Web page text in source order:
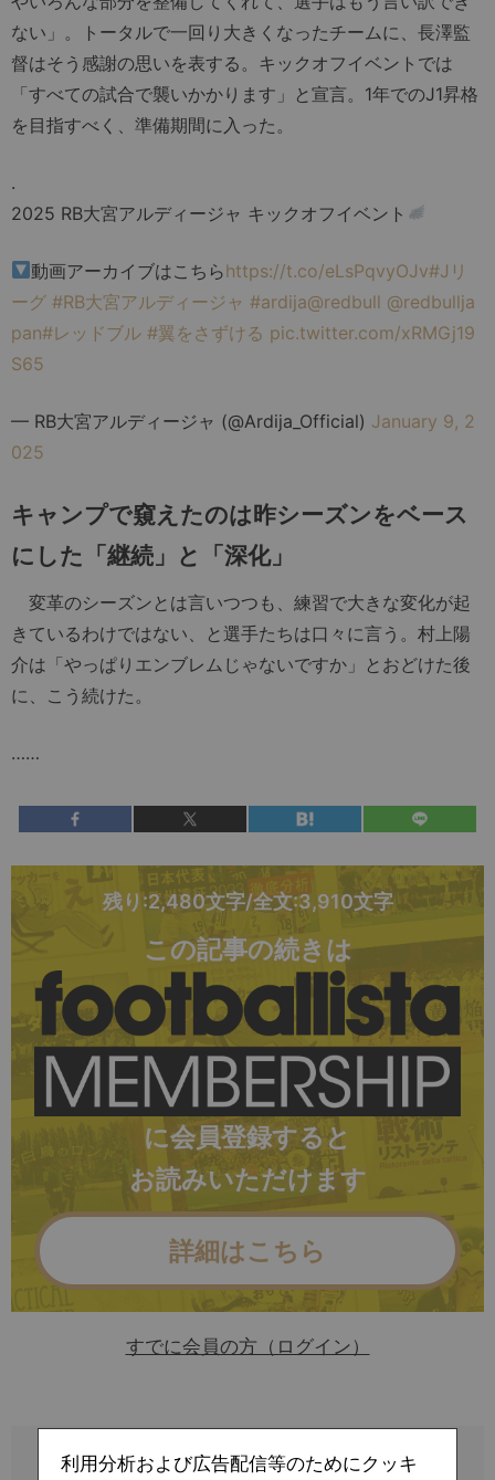
ない」。トータルで一回り大きくなったチームに、長澤監
督はそう感謝の思いを表する。キックオフイベントでは
「すべての試合で襲いかかります」と宣言。1年でのJ1昇格
を目指すべく、準備期間に入った。
.
2025 RB大宮アルディージャ キックオフイベント
動画アーカイブはこちらhttps://t.co/eLsPqvyOJv#Jリ
ーグ #RB大宮アルディージャ #ardija@redbull @redbullja
pan#レッドブル #翼をさずける pic.twitter.com/xRMGj19
S65
— RB大宮アルディージャ (@Ardija_Official) January 9, 2
025
キャンプで窺えたのは昨シーズンをベース
にした「継続」と「深化」
変革のシーズンとは言いつつも、練習で大きな変化が起
きているわけではない、と選手たちは口々に言う。村上陽
介は「やっぱりエンブレムじゃないですか」とおどけた後
に、こう続けた。
……
残り:2,480文字/全文:3,910文字
この記事の続きは
に会員登録すると
お読みいただけます
詳細はこちら
すでに会員の方（ログイン）
利用分析および広告配信等のためにクッキ